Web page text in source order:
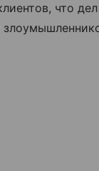
что